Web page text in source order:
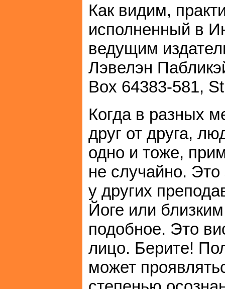
Как видим,
исполненный в
ведущим
Лэвелэн
Box 64383-581,
Когда в разных
друг от друга,
одно и тоже,
не случайно.
у других
Йоге или
подобное. Это
лицо. Берите!
может